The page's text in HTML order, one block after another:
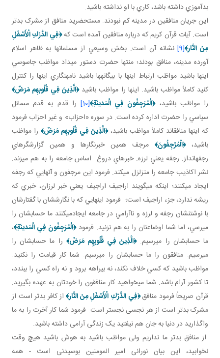
بدآموزي داشته باشد، کاري با او نداشته باشيد.
اين جريان منافقين در مدينه کم نبودند. مستحضريد منافق از مشرک بدتر
است. آيات قرآن کريم که درباره منافقين آمده است که﴿فِي الدَّرْكِ الْأَسْفَلِ
مِنَ النَّار﴾[9] نشانه آن است. بخش وسيعي از مسلمان ها به ظاهر اسلام
آورده مدينه، منافق بودند؛ منتها حضرت دستور مي داد مواظب جاسوسي
اينها باشيد مواظب ارتباط اينها با بيگانه ها باشيد نامه نگاري اينها را کنترل
کنيد کاملاً مواظب باشيد. اينها را مواظب باشيد﴿الَّذِينَ فِي قُلُوبِهِم مَرَضٌ﴾
را مواظب باشيد،﴿الْمُرْجِفُونَ فِي الْمَدينَةِ﴾[10]
را قدم به قدم مسائل
سياسي را حضرت اداره کرده است. در سوره «احزاب» و غير احزاب فرمود
که اينها منافق اند کاملاً مواظب باشيد،﴿الَّذِينَ فِي قُلُوبِهِم مَرَضٌ﴾ را مواظب
باشيد،﴿الْمُرْجِفُونَ﴾ مرجف همين خبرنگارها و همين گزارشگرهاي
رجفه انداز. رجفه يعني لرزه. خبرهاي دروغ اساس جامعه را به هم مي زند.
نشر اکاذيب جامعه را متزلزل مي کند. فرمود اين مرجفون و آنهايي که رجفه
ايجاد مي کنند؛ اينکه مي گويند اراجيف اراجيف يعني خبر لرزان، خبري که
ريشه ندارد، جزء اراجيف است؛ فرمود اينهايي که با نگارششان با گفتارشان
با نوشتنشان رجفه و لرزه و ناآرامي در جامعه ايجادمي کنند ما حسابشان را
مي رسي، اما شما اوضاعتان را به هم نزنيد. فرمود﴿الْمُرْجِفُونَ فِي الْمَدينَةِ﴾،
ما حسابشان را مي رسيم.﴿الَّذِينَ فِي قُلُوبِهِم مَرَضٌ﴾ را ما حسابشان را
مي رسيم. منافقون را ما حسابشان را مي رسيم. شما کار قيامت را نکنيد.
مواظب باشيد که کسي خلاف نکند، نه بيراهه برود و نه راه کسي را ببندد،
تا کشور آرام باشد. شما مي خواهيد کار منافقون را خودتان به عهده بگيريد.
قرآن صريحاً فرمود منافق﴿فِي الدَّرْكِ الْأَسْفَلِ مِنَ النَّار﴾ از کافر بدتر است از
مشرک بدتر است از هر نجسی نجس­تر است. فرمود شما کار آخرت را به ما
واگذاريد در دنيا به جان هم نيفتيد يک زندگی آرامی داشته باشيد.
از منافق بدتر ما نداريم ولی مواظب باشيد به هوش باشيد هيچ وقت
نخوابيد، اين بيان نورانی امير المومنين بوسيدنی است - همه